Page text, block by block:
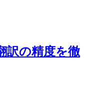
訳の精度を徹